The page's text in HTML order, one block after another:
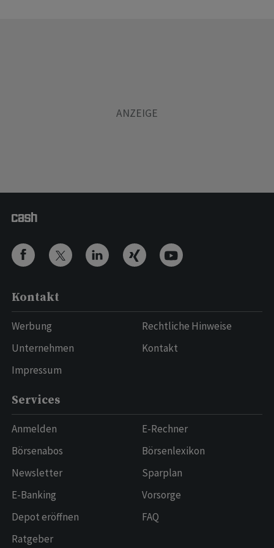
Kontakt
Werbung
Unternehmen
Impressum
Rechtliche Hinweise
Kontakt
Services
Anmelden
Börsenabos
Newsletter
E-Banking
Depot eröffnen
Ratgeber
E-Rechner
Börsenlexikon
Sparplan
Vorsorge
FAQ